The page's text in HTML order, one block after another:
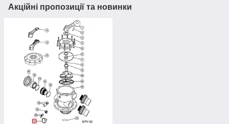
Акційні пропозиції та новинки